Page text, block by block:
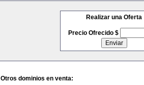
Realizar una Oferta
Precio Ofrecido $
Otros dominios en venta: